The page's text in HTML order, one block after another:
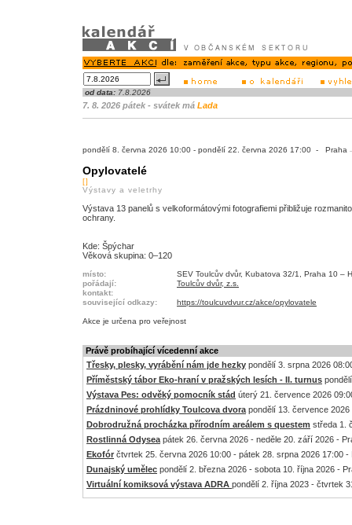
od data: 7.8.2026
7. 8. 2026 pátek - svátek má Lada
pondělí 8. června 2026 10:00 - pondělí 22. června 2026 17:00 - Praha
Opylovatelé
[]
Výstavy a veletrhy
Výstava 13 panelů s velkoformátovými fotografiemi přibližuje
ochrany.
Kde: Špýchar
Věková skupina: 0–120
místo:
SEV Toulcův dvůr, Kubatova 32/1, Praha 10 –
pořádají:
Toulcův dvůr, z.s.
kontakt:
související odkazy:
https://toulcuvdvur.cz/akce/opylovatele
Akce je určena pro veřejnost
Právě probíhající vícedenní akce
Třesky, plesky, vyrábění nám jde hezky pondělí 3. srpna 2026
Příměstský tábor Eko-hraní v pražských lesích - II. turnus
Výstava Pes: odvěký pomocník stád úterý 21. července 2026
Prázdninové prohlídky Toulcova dvora pondělí 13. července
Dobrodružná procházka přírodním areálem s questem středa 1.
Rostlinná Odysea pátek 26. června 2026 - neděle 20. září 2026 -
Ekofór čtvrtek 25. června 2026 10:00 - pátek 28. srpna 2026 17:00 -
Dunajský umělec pondělí 2. března 2026 - sobota 10. října 2026 -
Virtuální komiksová výstava ADRA pondělí 2. října 2023 - čtvrtek